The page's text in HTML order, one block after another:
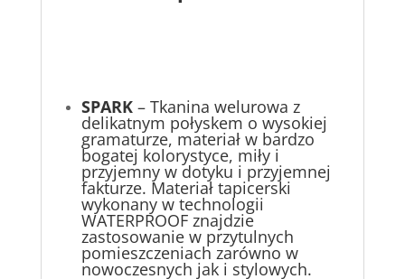
SPARK– Tkanina welurowa z
delikatnym połyskem o wysokiej
gramaturze, materiał w bardzo
bogatej kolorystyce, miły i
przyjemny w dotyku i przyjemnej
fakturze. Materiał tapicerski
wykonany w technologii
WATERPROOF znajdzie
zastosowanie w przytulnych
pomieszczeniach zarówno w
nowoczesnych jak i stylowych.